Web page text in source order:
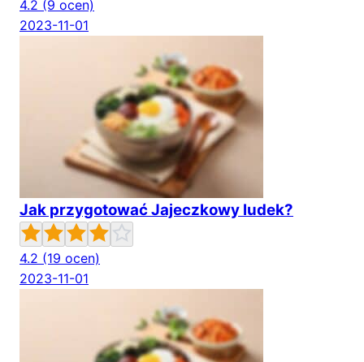
4.2 (9 ocen)
2023-11-01
Jak przygotować Jajeczkowy ludek?
4.2 (19 ocen)
2023-11-01